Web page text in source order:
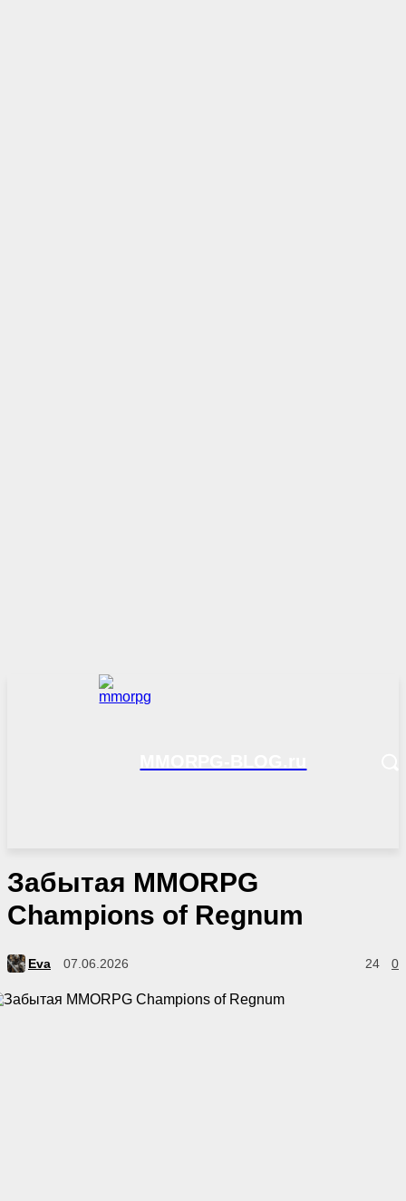
Забытая MMORPG
Champions of Regnum
Eva 07.06.2026 0
24